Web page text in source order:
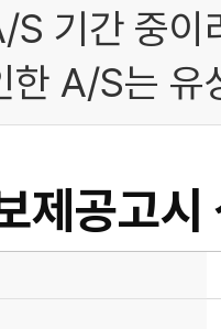
S 기간 중이
한 A/S는 유
제공고시